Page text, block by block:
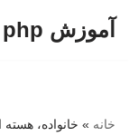
آموزش php
خانه » خانواده،